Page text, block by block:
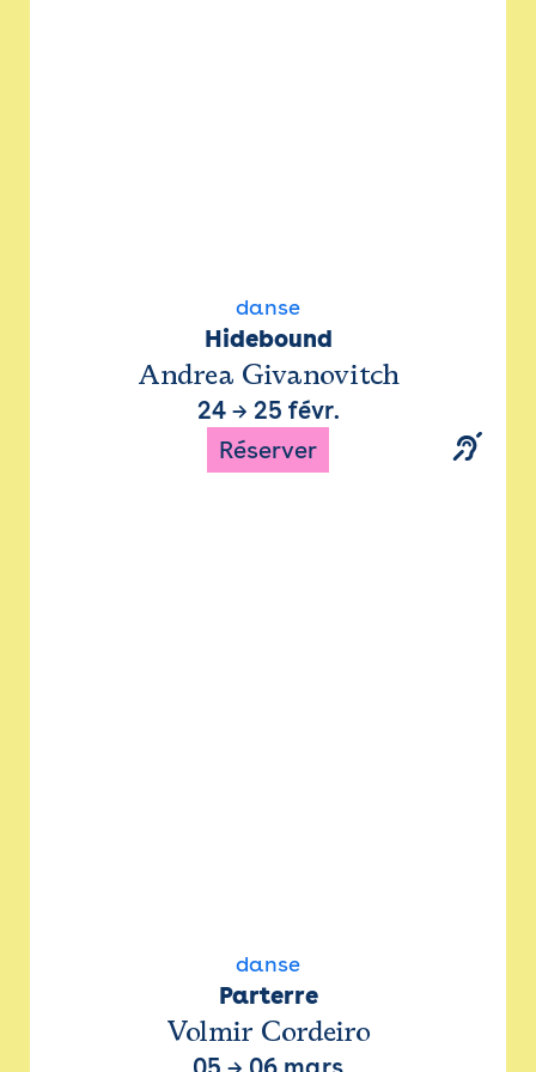
danse
Hidebound
Andrea Givanovitch
24→ 25 févr.
Réserver
danse
Parterre
Volmir Cordeiro